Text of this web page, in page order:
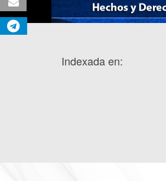
Indexada en: